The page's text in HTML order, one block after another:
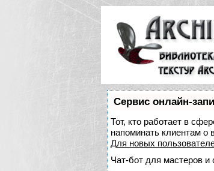
Сервис онлайн-
Тот, кто работает в
напоминать клиентам
Для новых
Чат-бот для мастеров и